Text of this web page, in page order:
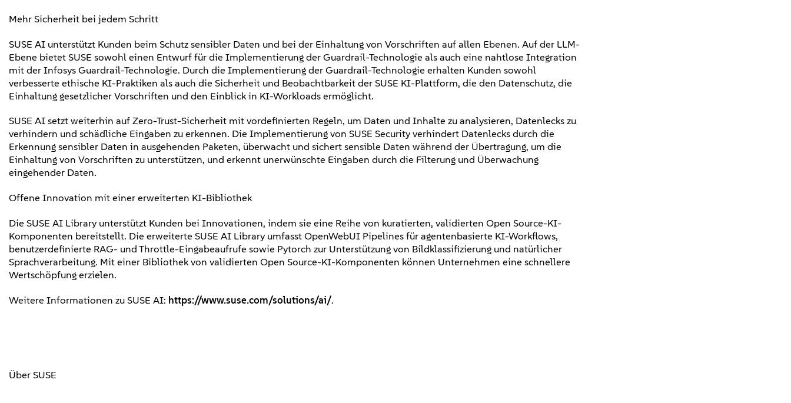
Mehr Sicherheit bei jedem Schritt
SUSE AI unterstützt Kunden beim Schutz sensibler Daten und bei der Einhaltung von Vorschriften auf allen Ebenen. Auf der LLM-
Ebene bietet SUSE sowohl einen Entwurf für die Implementierung der Guardrail-Technologie als auch eine nahtlose Integration
mit der Infosys Guardrail-Technologie. Durch die Implementierung der Guardrail-Technologie erhalten Kunden sowohl
verbesserte ethische KI-Praktiken als auch die Sicherheit und Beobachtbarkeit der SUSE KI-Plattform, die den Datenschutz, die
Einhaltung gesetzlicher Vorschriften und den Einblick in KI-Workloads ermöglicht.
SUSE AI setzt weiterhin auf Zero-Trust-Sicherheit mit vordefinierten Regeln, um Daten und Inhalte zu analysieren, Datenlecks zu
verhindern und schädliche Eingaben zu erkennen. Die Implementierung von SUSE Security verhindert Datenlecks durch die
Erkennung sensibler Daten in ausgehenden Paketen, überwacht und sichert sensible Daten während der Übertragung, um die
Einhaltung von Vorschriften zu unterstützen, und erkennt unerwünschte Eingaben durch die Filterung und Überwachung
eingehender Daten.
Offene Innovation mit einer erweiterten KI-Bibliothek
Die SUSE AI Library unterstützt Kunden bei Innovationen, indem sie eine Reihe von kuratierten, validierten Open Source-KI-
Komponenten bereitstellt. Die erweiterte SUSE AI Library umfasst OpenWebUI Pipelines für agentenbasierte KI-Workflows,
benutzerdefinierte RAG- und Throttle-Eingabeaufrufe sowie Pytorch zur Unterstützung von Bildklassifizierung und natürlicher
Sprachverarbeitung. Mit einer Bibliothek von validierten Open Source-KI-Komponenten können Unternehmen eine schnellere
Wertschöpfung erzielen.
Weitere Informationen zu SUSE AI: https://www.suse.com/solutions/ai/.
Über SUSE